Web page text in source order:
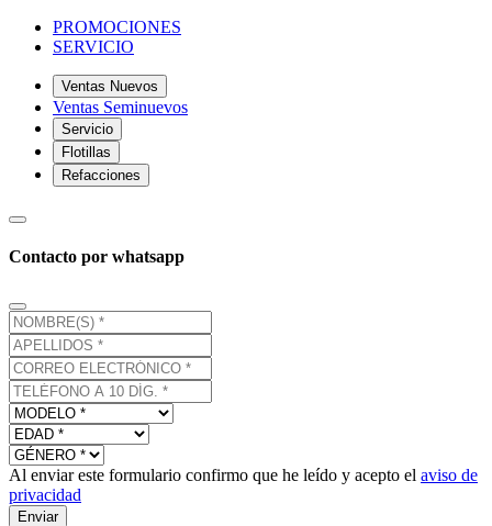
PROMOCIONES
SERVICIO
Ventas Nuevos
Ventas Seminuevos
Servicio
Flotillas
Refacciones
Contacto por whatsapp
Al enviar este formulario confirmo que he leído y acepto el aviso de
privacidad
Enviar